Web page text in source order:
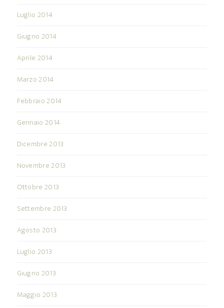
Luglio 2014
Giugno 2014
Aprile 2014
Marzo 2014
Febbraio 2014
Gennaio 2014
Dicembre 2013
Novembre 2013
Ottobre 2013
Settembre 2013
Agosto 2013
Luglio 2013
Giugno 2013
Maggio 2013